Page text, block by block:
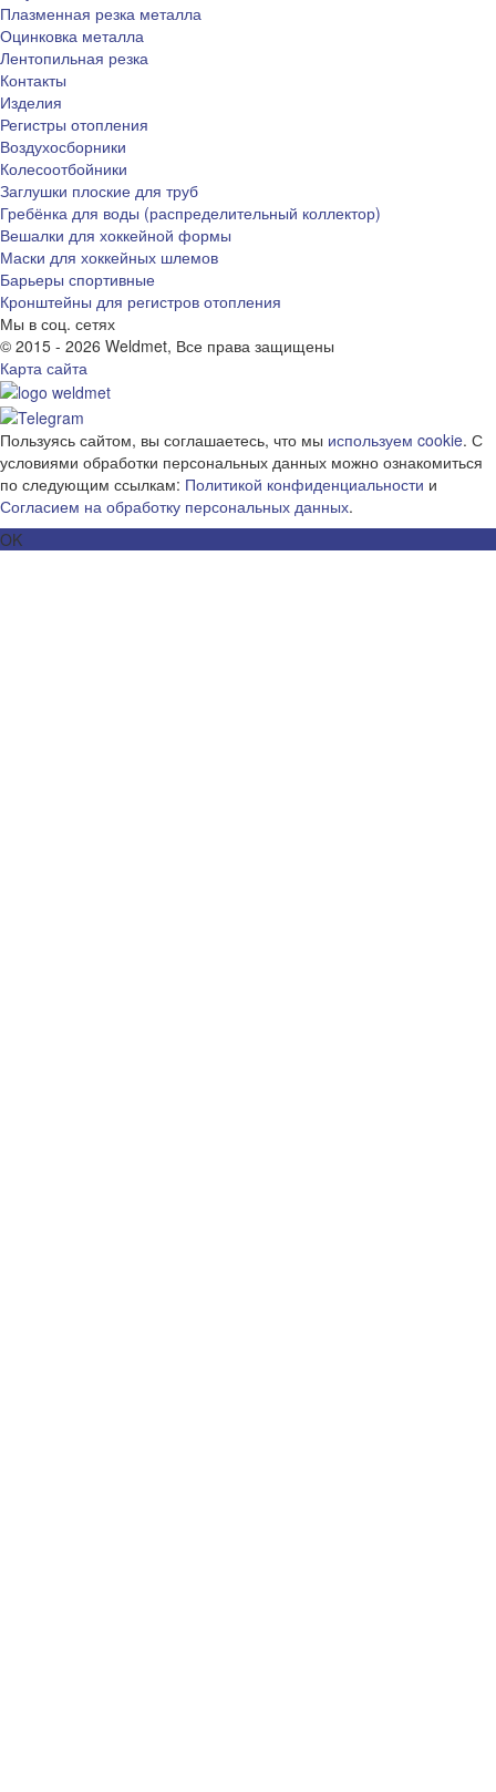
Плазменная резка металла
Оцинковка металла
Лентопильная резка
Контакты
Изделия
Регистры отопления
Воздухосборники
Колесоотбойники
Заглушки плоские для труб
Гребёнка для воды (распределительный коллектор)
Вешалки для хоккейной формы
Маски для хоккейных шлемов
Барьеры спортивные
Кронштейны для регистров отопления
Мы в соц. сетях
© 2015 - 2026 Weldmet, Все права защищены
Карта сайта
Пользуясь сайтом, вы соглашаетесь, что мы используем cookie. С
условиями обработки персональных данных можно ознакомиться
по следующим ссылкам: Политикой конфиденциальности и
Согласием на обработку персональных данных.
OK